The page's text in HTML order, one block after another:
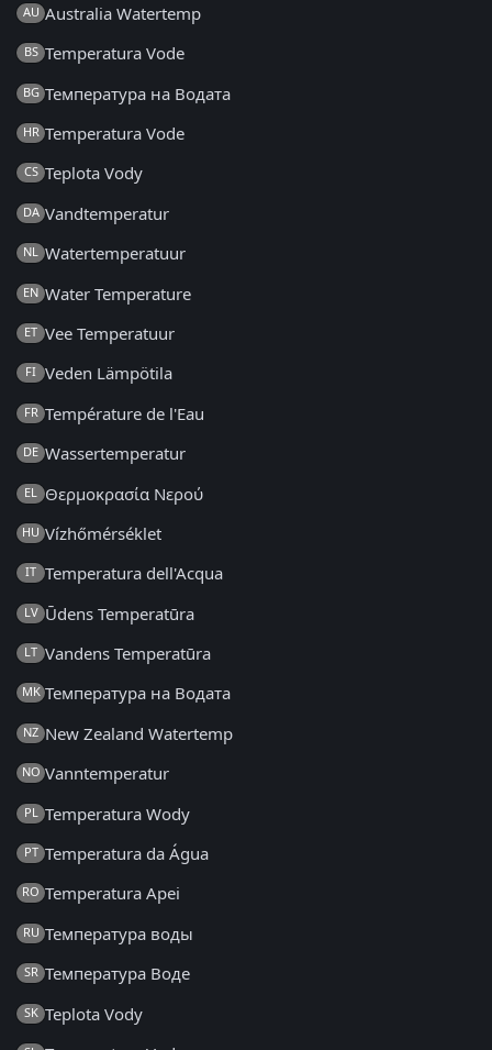
AU Australia Watertemp
BS Temperatura Vode
BG Температура на Водата
HR Temperatura Vode
CS Teplota Vody
DA Vandtemperatur
NL Watertemperatuur
EN Water Temperature
ET Vee Temperatuur
FI Veden Lämpötila
FR Température de l'Eau
DE Wassertemperatur
EL Θερμοκρασία Νερού
HU Vízhőmérséklet
IT Temperatura dell'Acqua
LV Ūdens Temperatūra
LT Vandens Temperatūra
MK Температура на Водата
NZ New Zealand Watertemp
NO Vanntemperatur
PL Temperatura Wody
PT Temperatura da Água
RO Temperatura Apei
RU Температура воды
SR Температура Воде
SK Teplota Vody